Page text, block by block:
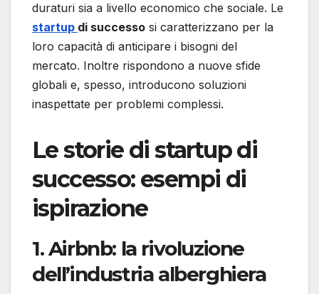
duraturi sia a livello economico che sociale. Le
startup di successo si caratterizzano per la
loro capacità di anticipare i bisogni del
mercato. Inoltre rispondono a nuove sfide
globali e, spesso, introducono soluzioni
inaspettate per problemi complessi.
Le storie di startup di
successo: esempi di
ispirazione
1. Airbnb: la rivoluzione
dell’industria alberghiera